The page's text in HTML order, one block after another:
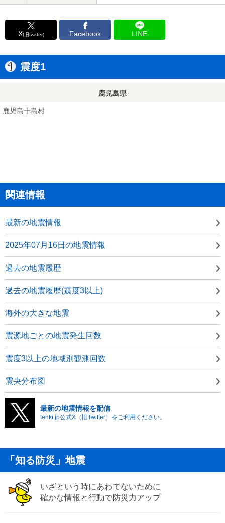
X(旧twitter) Facebook LINE
震度1
鹿児島県
鹿児島十島村
関連情報
最新の地震情報
2025年07月16日の地震情報
過去の地震履歴
過去の地震履歴(震度3以上)
海外の大きな地震
震源地ごとの地震発生回数
震度3以上の地域別観測回数
震央分布図
最新の地震情報を配信
tenki.jp公式X（旧Twitter）をご利用ください。
「知る防災」地震
いざという時にあわてないために
確かな情報と行動で防災力アップ